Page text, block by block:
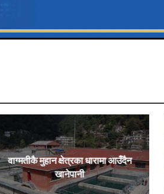
वाग्मतीकै मुहान क्षेत्रका धारामा आउँदैन
खानेपानी